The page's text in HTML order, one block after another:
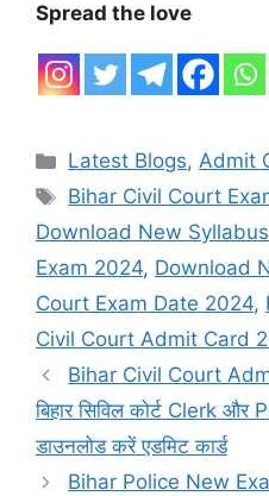
Spread the love
Categories
Latest Blogs,Admit
Tags
Bihar Civil Court
Download New
Exam 2024, Download
Court Exam Date 2024,
Civil Court Admit Card
Bihar Civil Court
बिहार सिविल कोर्ट Clerk और
डाउनलोड करें एडमिट कार्ड
Bihar Police New